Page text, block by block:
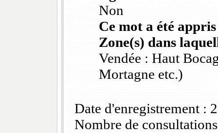
Non
Ce mot a été
Zone(s) dans
Vendée : Haut
Mortagne etc.)
Date d'enregistrement :
Nombre de